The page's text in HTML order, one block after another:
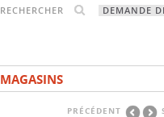
RECHERCHER DEMANDE
MAGASINS
PRÉCÉDENT